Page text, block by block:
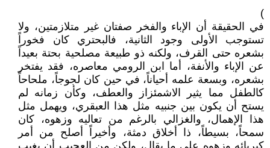
)
في الحقيقة أن الإباء والفخر صفتان غير متلازمتين، ولا
تستوجب الأولى وجود الثانية، فالبحتري كان فخوراً
بشعره حتى القرف، ولكنه ذو طبيعة مصلحية بحتة بعيداً
عن الإباء والأنفة، أما ابن الرومي معاصره، فقد يفتخر
بشعره، وبسعة علمه أحياناً، في حين كان لجوجاً، ملحاحاً
كالطفل مما يثير الاشمئزاز والعطف، وكأن زمانه لم
يستح أن يكون بين جنبيه مثل هذا العبقري، ويهمل مثل
هذا الإهمال، والغزالي بالرغم من تعاليه وزهوه، كان
سمحاً، بسيطاً، ذا أخلاق دمثة، وأخيراً أصلح من أمر